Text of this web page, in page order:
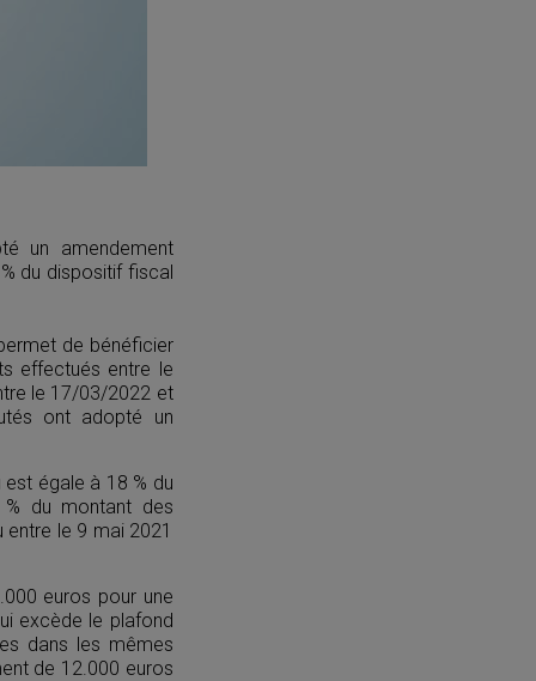
un amendement
du dispositif fiscal
de bénéficier
effectués entre le
le 17/03/2022 et
ont adopté un
est égale à 18 % du
du montant des
le 9 mai 2021
euros pour une
excède le plafond
dans les mêmes
de 12.000 euros